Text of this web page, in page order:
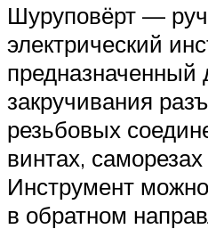
Шуруповёрт —
электрический
предназначенный
закручивания
резьбовых
винтах,
Инструмент
в обратном